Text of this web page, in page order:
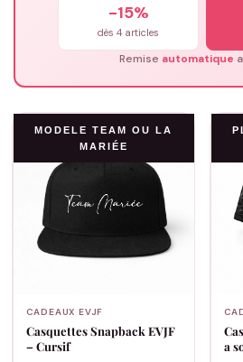
-15%
dès 4 articles
Remise automatique
MODELE TEAM OU LA
MARIÉE
CADEAUX EVJF
Casquettes Snapback EVJF
– Cursif
a